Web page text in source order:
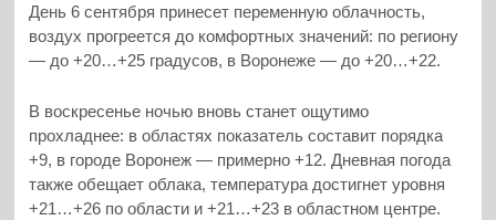
День 6 сентября принесет переменную облачность,
воздух прогреется до комфортных значений: по региону
— до +20…+25 градусов, в Воронеже — до +20…+22.
В воскресенье ночью вновь станет ощутимо
прохладнее: в областях показатель составит порядка
+9, в городе Воронеж — примерно +12. Дневная погода
также обещает облака, температура достигнет уровня
+21…+26 по области и +21…+23 в областном центре.